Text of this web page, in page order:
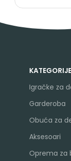
KATEGORIJE
Igračke za
Garderoba
Obuća za
Aksesoari
Oprema za